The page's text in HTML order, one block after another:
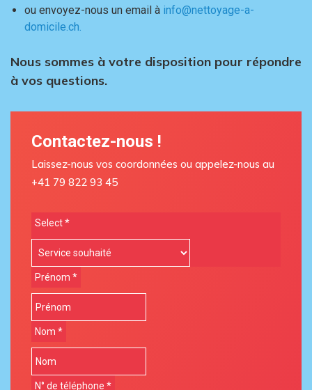
ou envoyez-nous un email à info@nettoyage-a-
domicile.ch.
Nous sommes à votre disposition pour répondre
à vos questions.
Contactez-nous !
Laissez-nous vos coordonnées ou appelez-nous au
+41 79 822 93 45​
Select*
Prénom *
Nom *
N° de téléphone *